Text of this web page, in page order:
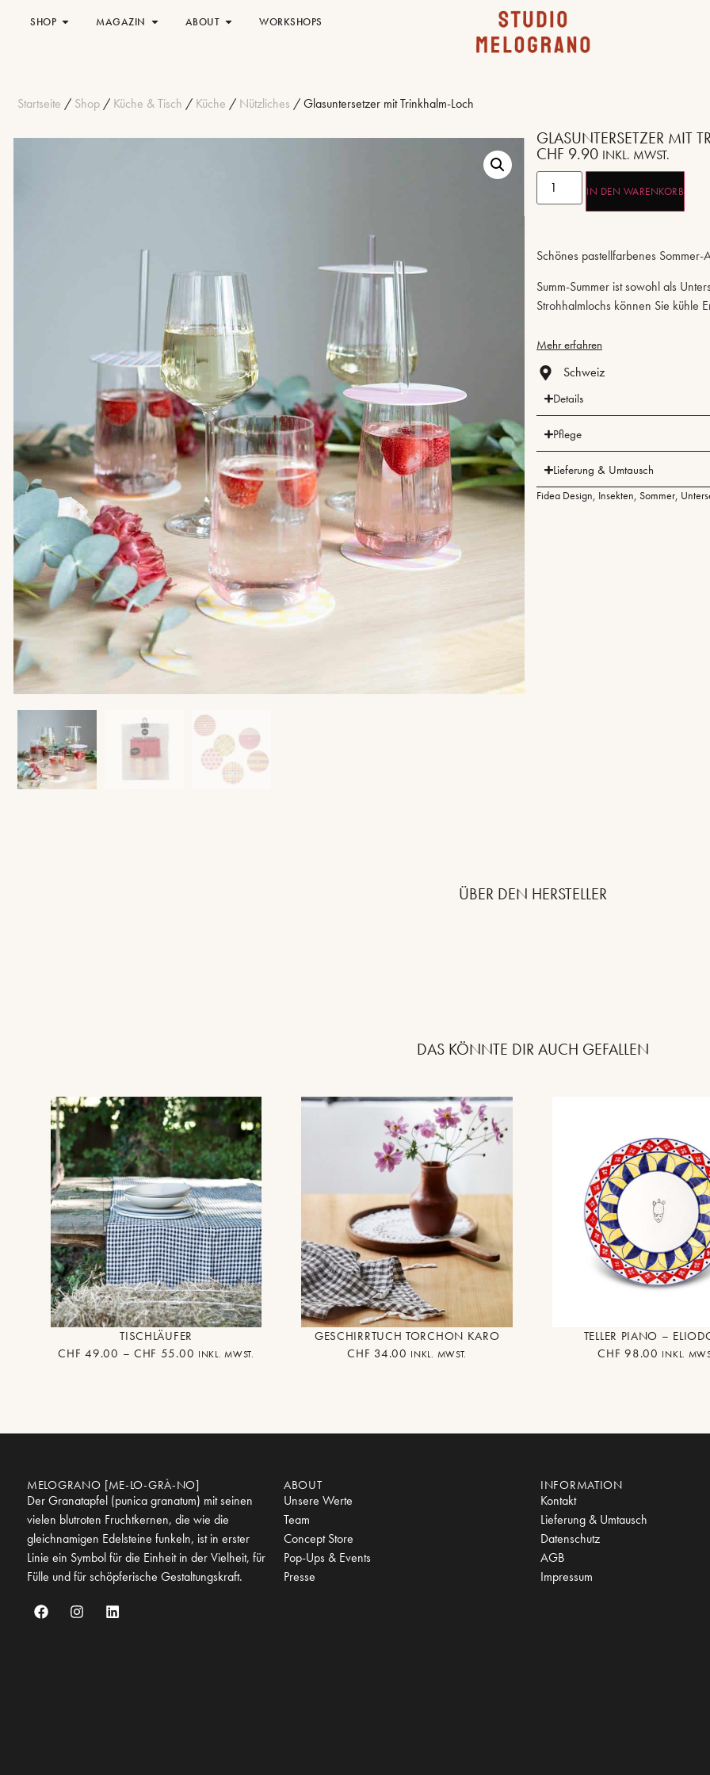
SHOP MAGAZIN ABOUT WORKSHOPS
Startseite / Shop / Küche & Tisch / Küche / Nützliches / Glasuntersetzer mit Trinkhalm-Loch
GLASUNTERSETZER MIT
CHF 9.90 INKL. MWST.
IN DEN WARENKORB
Schönes pastellfarbenes Sommer-
Summ-Summer ist sowohl als
Strohhalmlochs können Sie kühle
Mehr erfahren
Schweiz
Details
Pflege
Lieferung & Umtausch
Fidea Design, Insekten, Sommer,
ÜBER DEN HERSTELLER
DAS KÖNNTE DIR AUCH GEFALLEN
TISCHLÄUFER
CHF 49.00 – CHF 55.00 INKL. MWST.
GESCHIRRTUCH TORCHON KARO
CHF 34.00 INKL. MWST.
TELLER PIANO –
CHF 98.00 INKL.
MELOGRANO [ME-LO-GRÀ-NO]
Der Granatapfel (punica granatum) mit seinen
vielen blutroten Fruchtkernen, die wie die
gleichnamigen Edelsteine funkeln, ist in erster
Linie ein Symbol für die Einheit in der Vielheit, für
Fülle und für schöpferische Gestaltungskraft.
ABOUT
Unsere Werte
Team
Concept Store
Pop-Ups & Events
Presse
INFORMATION
Kontakt
Lieferung & Umtausch
Datenschutz
AGB
Impressum